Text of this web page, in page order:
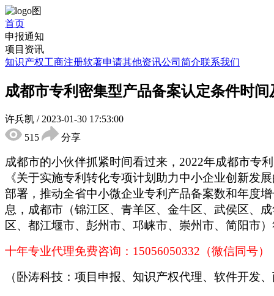
首页
申报通知
项目资讯
知识产权工商注册软著申请其他资讯公司简介联系我们
成都市专利密集型产品备案认定条件时间
许兵凯 / 2023-01-30 17:53:00
515
分享
成都市的小伙伴抓紧时间看过来， 2022年成都市专
《关于实施专利转化专项计划助力中小企业创新发
部署，推动全省中小微企业专利产品备案数和年度
息，成都市（锦江区、青羊区、金牛区、武侯区、
区、都江堰市、彭州市、邛崃市、崇州市、简阳市）
十年专业代理免费咨询： 15056050332（微信同号）
（卧涛科技：项目申报、知识产权代理、软件开发